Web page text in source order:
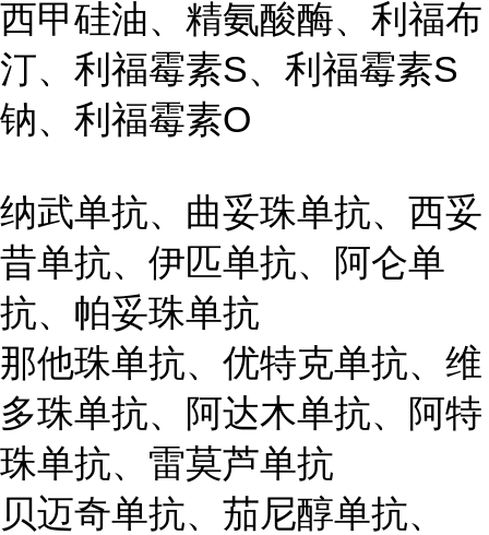
西甲硅油、精氨酸酶、利福布
汀、利福霉素S、利福霉素S
钠、利福霉素O
纳武单抗、曲妥珠单抗、西妥
昔单抗、伊匹单抗、阿仑单
抗、帕妥珠单抗
那他珠单抗、优特克单抗、维
多珠单抗、阿达木单抗、阿特
珠单抗、雷莫芦单抗
贝迈奇单抗、茄尼醇单抗、